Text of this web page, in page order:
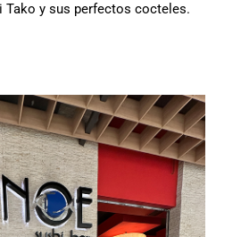
y sus perfectos cocteles.